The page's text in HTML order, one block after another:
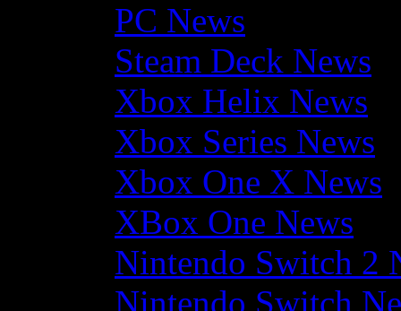
PC News
Steam Deck News
Xbox Helix News
Xbox Series News
Xbox One X News
XBox One News
Nintendo Switch 2
Nintendo Switch